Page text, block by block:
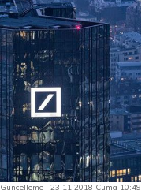
Güncelleme : 23.11.2018 Cuma 10:49